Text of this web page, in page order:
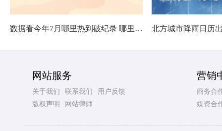
数据看今年7月哪里热到破纪录 哪里暑热连轴转
网站服务
关于我们 联系我们
用户反馈
版权声明
网站律师
营销
商务合
媒资合